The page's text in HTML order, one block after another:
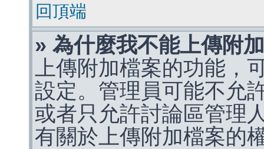
回頂端
» 為什麼我不能上傳附
上傳附加檔案的功能，
設定。管理員可能不允
或者只允許討論區管理
有關於上傳附加檔案的